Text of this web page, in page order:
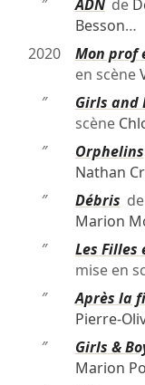
″ ADNde
Besson…
2020
Mon prof
en scène
″
Girls and
scène
″
Orphelins
Nathan
″
Débris de
Marion
″
Les Filles
mise en
″
Après la
Pierre-
″
Girls &
Marion